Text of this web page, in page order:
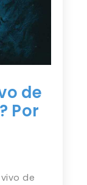
de
Por
de